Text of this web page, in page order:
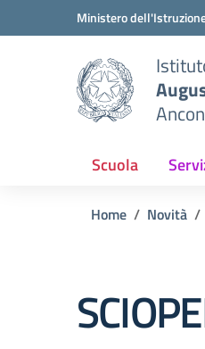
Vai ai contenuti
Vai al menu di navigazione
Ministero
Scuola
Home Novità